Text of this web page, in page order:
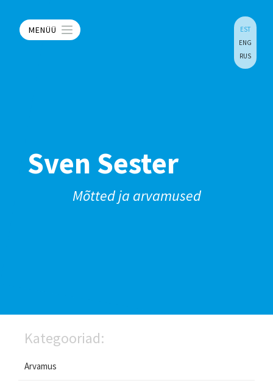
MENÜÜ
EST
ENG
RUS
Sven Sester
Mõtted ja arvamused
Kategooriad:
Arvamus